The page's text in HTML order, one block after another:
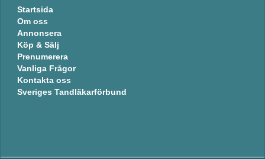
Startsida
Om oss
Annonsera
Köp & Sälj
Prenumerera
Vanliga Frågor
Kontakta oss
Sveriges Tandläkarförbund